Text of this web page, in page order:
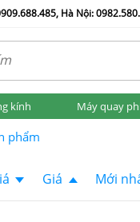
Hà Nội:
kính Máy quay
phẩm
Giá Mới